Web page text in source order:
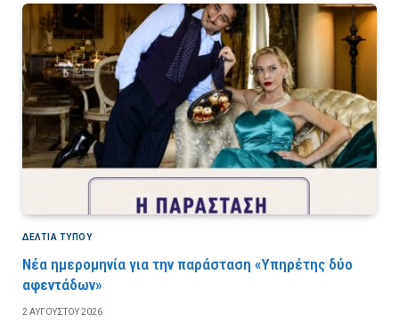
ΔΕΛΤΙΑ ΤΥΠΟΥ
Νέα ημερομηνία για την παράσταση «Υπηρέτης δύο
αφεντάδων»
2 ΑΥΓΟΎΣΤΟΥ 2026